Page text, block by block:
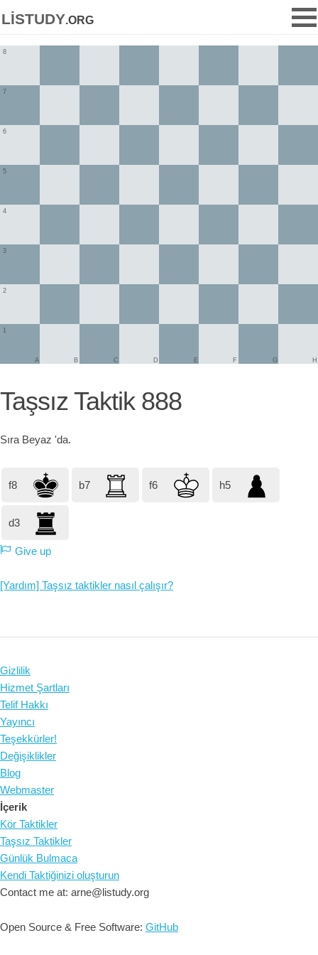
listudy.org
1
2
3
4
5
6
7
8
A B C D E F G H
Taşsız Taktik 888
Sıra Beyaz 'da.
f8 b7 f6 h5
d3
Give up
[Yardım] Taşsız taktikler nasıl çalışır?
Gizlilik
Hizmet Şartları
Telif Hakkı
Yayıncı
Teşekkürler!
Değişiklikler
Blog
Webmaster
İçerik
Kör Taktikler
Taşsız Taktikler
Günlük Bulmaca
Kendi Taktiğinizi oluşturun
Contact me at: arne@listudy.org
Open Source & Free Software: GitHub